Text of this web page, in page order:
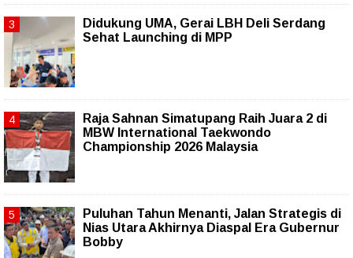
Didukung UMA, Gerai LBH Deli Serdang
Sehat Launching di MPP
Raja Sahnan Simatupang Raih Juara 2 di
MBW International Taekwondo
Championship 2026 Malaysia
Puluhan Tahun Menanti, Jalan Strategis di
Nias Utara Akhirnya Diaspal Era Gubernur
Bobby